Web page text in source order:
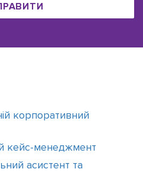
корпоративний
кейс-менеджмент
асистент та